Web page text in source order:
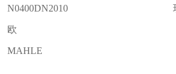
N0400DN2010 现货
MAHLE